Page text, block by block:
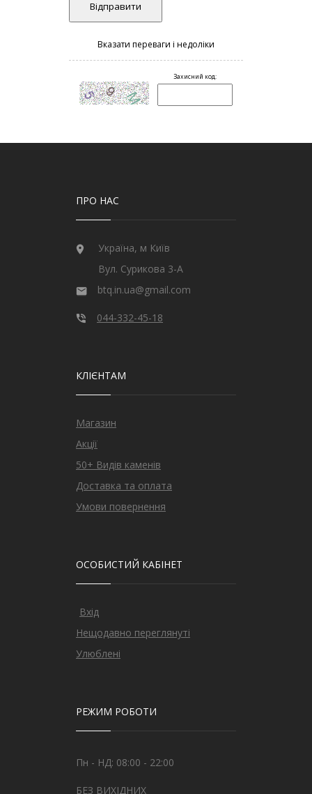
ПРО НАС
Україна, м Київ
Вул. Сурикова 3-А
btq.in.ua@gmail.com
044-332-45-18
КЛІЄНТАМ
Магазин
Акції
50+ Видів каменів
Доставка та оплата
Умови повернення
ОСОБИСТИЙ КАБІНЕТ
Вхід
Нещодавно переглянуті
Улюблені
РЕЖИМ РОБОТИ
Пн - НД: 08:00 - 22:00
БЕЗ ВИХІДНИХ